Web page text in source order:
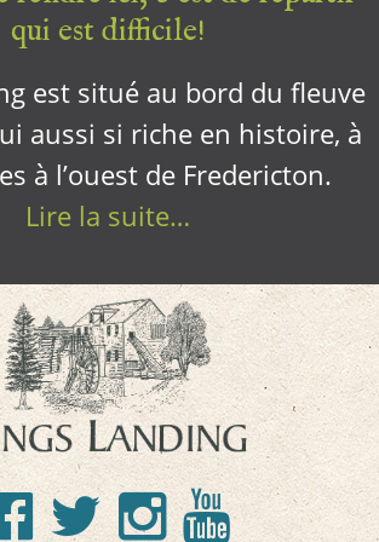
qui est difficile!
est situé au bord du fleuve
aussi si riche en histoire, à
à l’ouest de Fredericton.
Lire la suite…